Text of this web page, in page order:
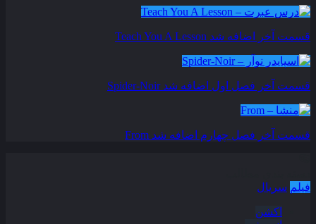
قسمت آخر اضافه شد Teach You A Lesson
قسمت آخر فصل اول اضافه شد Spider-Noir
قسمت آخر فصل چهارم اضافه شد From
فیلم سریال
اکشن